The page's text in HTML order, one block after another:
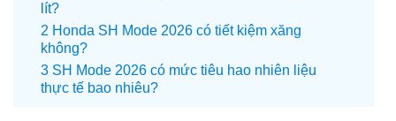
lít?
Honda SH Mode 2026 có tiết kiệm xăng
không?
SH Mode 2026 có mức tiêu hao nhiên liệu
thực tế bao nhiêu?